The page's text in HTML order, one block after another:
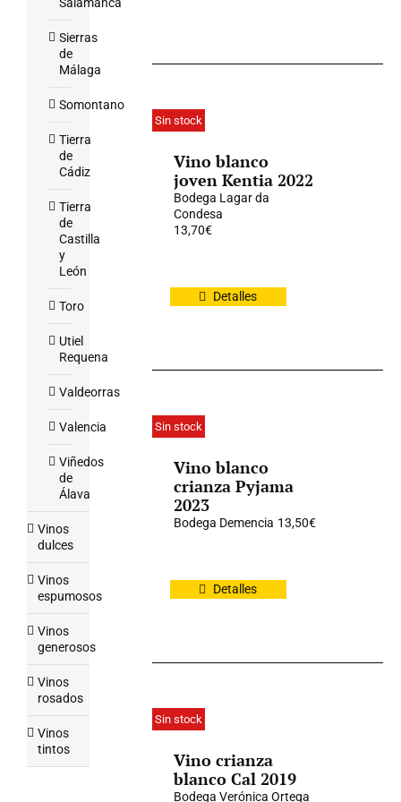
Sin stock
Vino blanco
joven Kentia 2022
Bodega Lagar da
Condesa
13,70€
Detalles
Sin stock
Vino blanco
crianza Pyjama
2023
Bodega Demencia 13,50€
Detalles
Sin stock
Vino crianza
blanco Cal 2019
Bodega Verónica Ortega
Sierras
de
Málaga
Somontano
Tierra
de
Cádiz
Tierra
de
Castilla
y
León
Toro
Utiel
Requena
Valdeorras
Valencia
Viñedos
de
Álava
Vinos
dulces
Vinos
espumosos
Vinos
generosos
Vinos
rosados
Vinos
tintos